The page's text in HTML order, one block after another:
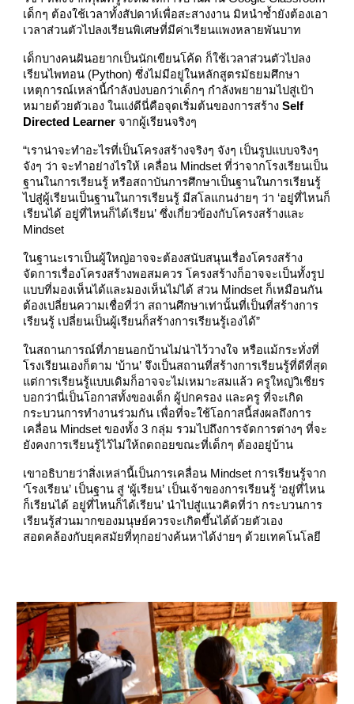
เด็กๆ ต้องใช้เวลาทั้งสัปดาห์เพื่อสะสางงาน มิหนำซ้ำยังต้องเอา
เวลาส่วนตัวไปลงเรียนพิเศษที่มีค่าเรียนแพงหลายพันบาท
เด็กบางคนฝันอยากเป็นนักเขียนโค้ด ก็ใช้เวลาส่วนตัวไปลง
เรียนไพทอน (Python) ซึ่งไม่มีอยู่ในหลักสูตรมัธยมศึกษา
เหตุการณ์เหล่านี้กำลังบ่งบอกว่าเด็กๆ กำลังพยายามไปสู่เป้า
หมายด้วยตัวเอง ในแง่ดีนี่คือจุดเริ่มต้นของการสร้างSelf
Directed Learner จากผู้เรียนจริงๆ
“เราน่าจะทำอะไรที่เป็นโครงสร้างจริงๆ จังๆ เป็นรูปแบบจริงๆ
จังๆ ว่า จะทำอย่างไรให้ เคลื่อน Mindset ที่ว่าจากโรงเรียนเป็น
ฐานในการเรียนรู้ หรือสถาบันการศึกษาเป็นฐานในการเรียนรู้
ไปสู่ผู้เรียนเป็นฐานในการเรียนรู้ มีสโลแกนง่ายๆ ว่า ‘อยู่ที่ไหนก็
เรียนได้ อยู่ที่ไหนก็ได้เรียน’ ซึ่งเกี่ยวข้องกับโครงสร้างและ
Mindset
ในฐานะเราเป็นผู้ใหญ่อาจจะต้องสนับสนุนเรื่องโครงสร้าง
จัดการเรื่องโครงสร้างพอสมควร โครงสร้างก็อาจจะเป็นทั้งรูป
แบบที่มองเห็นได้และมองเห็นไม่ได้ ส่วน Mindset ก็เหมือนกัน
ต้องเปลี่ยนความเชื่อที่ว่า สถานศึกษาเท่านั้นที่เป็นที่สร้างการ
เรียนรู้ เปลี่ยนเป็นผู้เรียนก็สร้างการเรียนรู้เองได้”
ในสถานการณ์ที่ภายนอกบ้านไม่น่าไว้วางใจ หรือแม้กระทั่งที่
โรงเรียนเองก็ตาม ‘บ้าน’ จึงเป็นสถานที่สร้างการเรียนรู้ที่ดีที่สุด
แต่การเรียนรู้แบบเดิมก็อาจจะไม่เหมาะสมแล้ว ครูใหญ่วิเชียร
บอกว่านี่เป็นโอกาสทั้งของเด็ก ผู้ปกครอง และครู ที่จะเกิด
กระบวนการทำงานร่วมกัน เพื่อที่จะใช้โอกาสนี้ส่งผลถึงการ
เคลื่อน Mindset ของทั้ง 3 กลุ่ม รวมไปถึงการจัดการต่างๆ ที่จะ
ยังคงการเรียนรู้ไว้ไม่ให้ถดถอยขณะที่เด็กๆ ต้องอยู่บ้าน
เขาอธิบายว่าสิ่งเหล่านี้เป็นการเคลื่อน Mindset การเรียนรู้จาก
‘โรงเรียน’ เป็นฐาน สู่ ‘ผู้เรียน’ เป็นเจ้าของการเรียนรู้ ‘อยู่ที่ไหน
ก็เรียนได้ อยู่ที่ไหนก็ได้เรียน’ นำไปสู่แนวคิดที่ว่า กระบวนการ
เรียนรู้ส่วนมากของมนุษย์ควรจะเกิดขึ้นได้ด้วยตัวเอง
สอดคล้องกับยุคสมัยที่ทุกอย่างค้นหาได้ง่ายๆ ด้วยเทคโนโลยี